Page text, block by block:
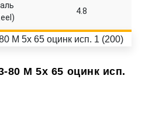
80 M 5x 65 оцинк исп.
4.8